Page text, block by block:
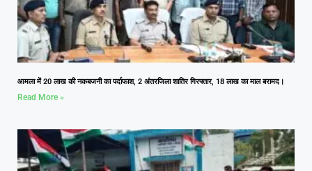
आमला में 20 लाख की नकबजनी का पर्दाफाश, 2 अंतरजिला शातिर गिरफ्तार, 18 लाख का माल बरामद।
Read More »